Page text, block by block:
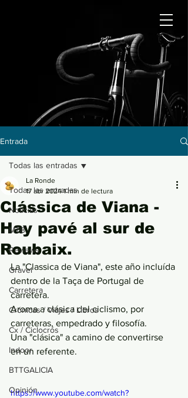
Entrada
Todas las entradas
Noticias
MTB
Reviews
Gravel
Carretera
Crónicas / Viajes / Libros
Cx / Ciclocrós
Indoor
BTTGALICIA
Opinión
Todas las entradas
Clássica de Viana -
Hay pavé al sur de
Roubaix.
La Ronde
17 abr 2024 1 min de lectura
La "Classica de Viana", este año incluída
dentro de la Taça de Portugal de
carretera.
Aroma a clásica del ciclismo, por
carreteras, empedrado y filosofía.
Una "clásica" a camino de convertirse
en un referente.
https://www.youtube.com/watch?